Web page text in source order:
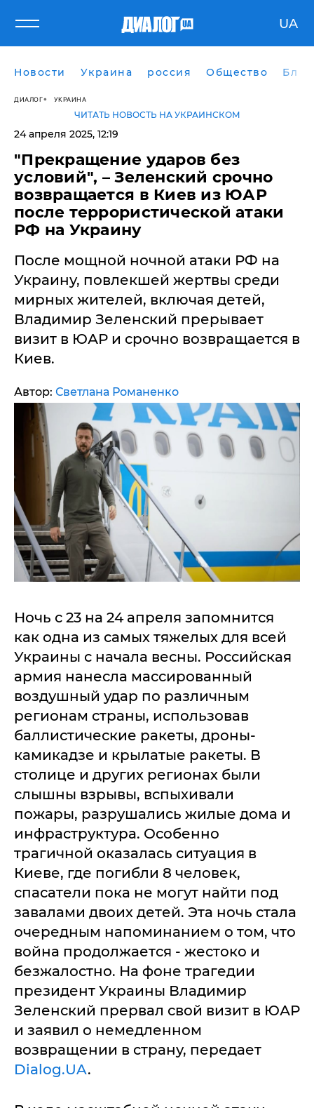
UA
Новости Украина россия Общество
ДИАЛОГ УКРАИНА
ЧИТАТЬ НОВОСТЬ НА УКРАИНСКОМ
24 апреля 2025, 12:19
"Прекращение ударов без
условий", – Зеленский срочно
возвращается в Киев из ЮАР
после террористической атаки
РФ на Украину
После мощной ночной атаки РФ на
Украину, повлекшей жертвы среди
мирных жителей, включая детей,
Владимир Зеленский прерывает
визит в ЮАР и срочно возвращается в
Киев.
Автор: Светлана Романенко
Ночь с 23 на 24 апреля запомнится
как одна из самых тяжелых для всей
Украины с начала весны. Российская
армия нанесла массированный
воздушный удар по различным
регионам страны, использовав
баллистические ракеты, дроны-
камикадзе и крылатые ракеты. В
столице и других регионах были
слышны взрывы, вспыхивали
пожары, разрушались жилые дома и
инфраструктура. Особенно
трагичной оказалась ситуация в
Киеве, где погибли 8 человек,
спасатели пока не могут найти под
завалами двоих детей. Эта ночь стала
очередным напоминанием о том, что
война продолжается - жестоко и
безжалостно. На фоне трагедии
президент Украины Владимир
Зеленский прервал свой визит в ЮАР
и заявил о немедленном
возвращении в страну, передает
Dialog.UA.